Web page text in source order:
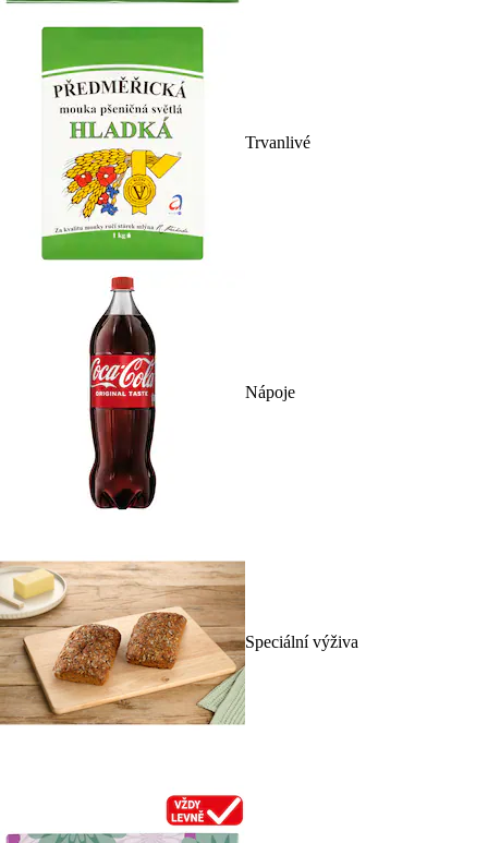
Trvanlivé
Nápoje
Speciální výživa